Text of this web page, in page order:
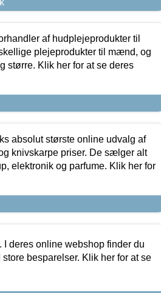
af hudplejeprodukter til
plejeprodukter til mænd, og
større. Klik her for at se deres
absolut største online udvalg af
knivskarpe priser. De sælger alt
elektronik og parfume. Klik her for
I deres online webshop finder du
besparelser. Klik her for at se